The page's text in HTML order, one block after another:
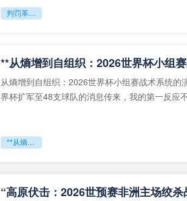
判罚革命：VAR如何改写世界杯的规则与秩序
从熵增到自组织：2026世界杯小组赛战术系统的
界杯扩军至48支球队的消息传来，我的第一反应
**从熵增到自组织：2026世界杯小组赛战术系统的演化密码**
“高原伏击：2026世预赛非洲主场绞杀